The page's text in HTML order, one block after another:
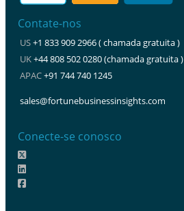
Contate-nos
US+1 833 909 2966 ( chamada gratuita )
UK+44 808 502 0280 (chamada gratuita )
APAC+91 744 740 1245
sales@fortunebusinessinsights.com
Conecte-se conosco